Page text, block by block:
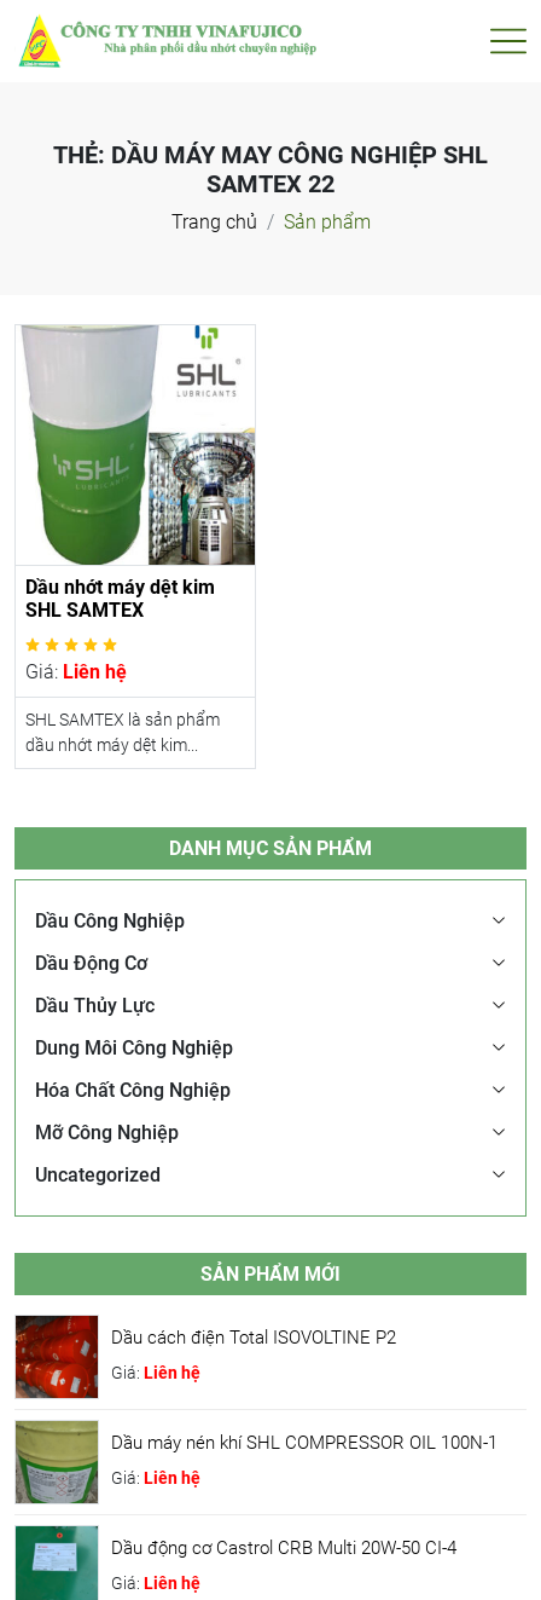
THẺ: DẦU MÁY MAY CÔNG NGHIỆP SHL
SAMTEX 22
Trang chủ Sản phẩm
Dầu nhớt máy dệt kim
SHL SAMTEX
Giá: Liên hệ
SHL SAMTEX là sản phẩm
dầu nhớt máy dệt kim...
DANH MỤC SẢN PHẨM
Dầu Công Nghiệp
Dầu Động Cơ
Dầu Thủy Lực
Dung Môi Công Nghiệp
Hóa Chất Công Nghiệp
Mỡ Công Nghiệp
Uncategorized
SẢN PHẨM MỚI
Dầu cách điện Total ISOVOLTINE P2
Giá: Liên hệ
Dầu máy nén khí SHL COMPRESSOR OIL 100N-1
Giá: Liên hệ
Dầu động cơ Castrol CRB Multi 20W-50 CI-4
Giá: Liên hệ